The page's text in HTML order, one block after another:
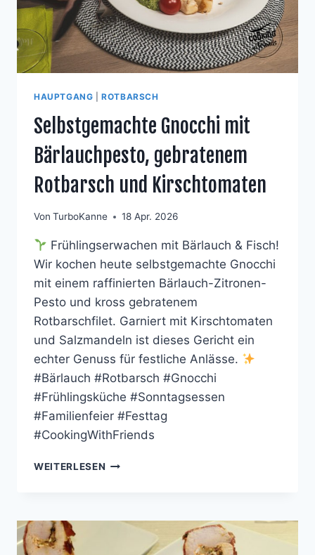
HAUPTGANG |ROTBARSCH
Selbstgemachte Gnocchi mit
Bärlauchpesto, gebratenem
Rotbarsch und Kirschtomaten
Von TurboKanne 18 Apr. 2026
Frühlingserwachen mit Bärlauch & Fisch!
Wir kochen heute selbstgemachte Gnocchi
mit einem raffinierten Bärlauch-Zitronen-
Pesto und kross gebratenem
Rotbarschfilet. Garniert mit Kirschtomaten
und Salzmandeln ist dieses Gericht ein
echter Genuss für festliche Anlässe.
#Bärlauch #Rotbarsch #Gnocchi
#Frühlingsküche #Sonntagsessen
#Familienfeier #Festtag
#CookingWithFriends
WEITERLESEN SELBSTGEMACHTE
GEBRATENEM